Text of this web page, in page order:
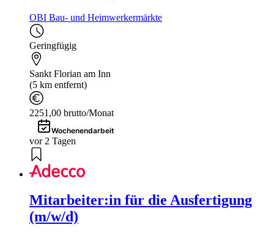
OBI Bau- und Heimwerkermärkte
Geringfügig
Sankt Florian am Inn
(5 km entfernt)
2251,00 brutto/Monat
Wochenendarbeit
vor 2 Tagen
Mitarbeiter:in für die Ausfertigung
(m/w/d)